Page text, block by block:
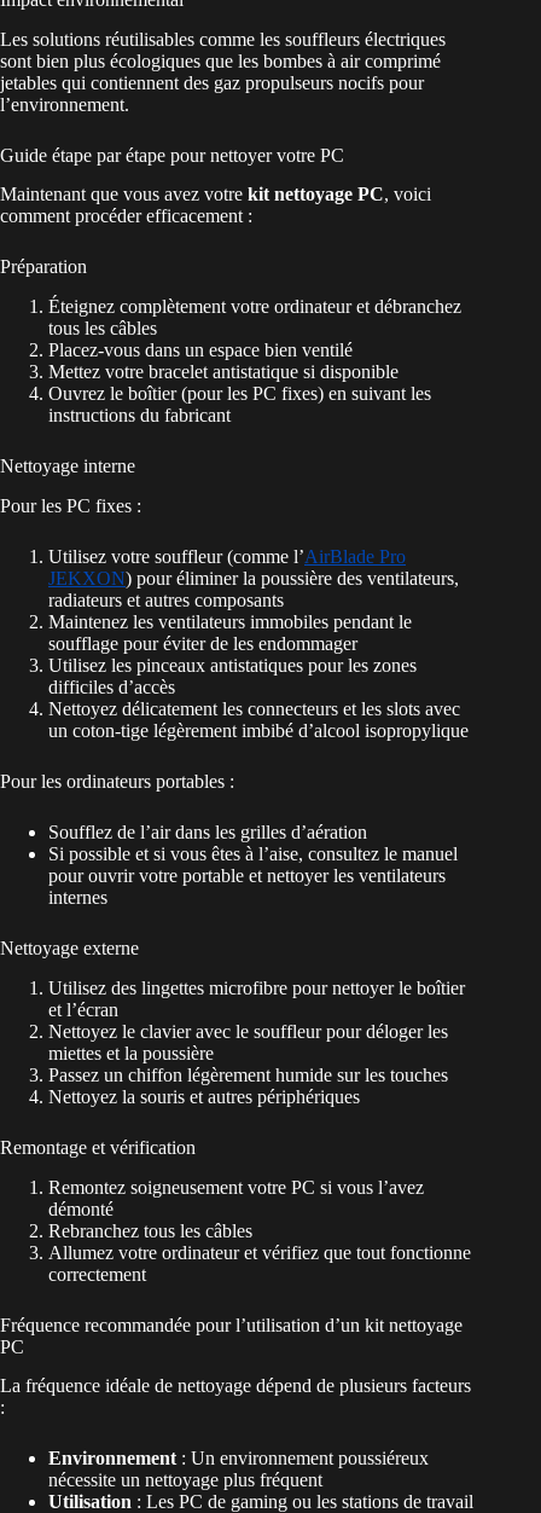
Les solutions réutilisables comme les souffleurs électriques
sont bien plus écologiques que les bombes à air comprimé
jetables qui contiennent des gaz propulseurs nocifs pour
l’environnement.
Guide étape par étape pour nettoyer votre PC
Maintenant que vous avez votre kit nettoyage PC, voici
comment procéder efficacement :
Préparation
Éteignez complètement votre ordinateur et débranchez
tous les câbles
Placez-vous dans un espace bien ventilé
Mettez votre bracelet antistatique si disponible
Ouvrez le boîtier (pour les PC fixes) en suivant les
instructions du fabricant
Nettoyage interne
Pour les PC fixes :
Utilisez votre souffleur (comme l’AirBlade Pro
JEKXON) pour éliminer la poussière des ventilateurs,
radiateurs et autres composants
Maintenez les ventilateurs immobiles pendant le
soufflage pour éviter de les endommager
Utilisez les pinceaux antistatiques pour les zones
difficiles d’accès
Nettoyez délicatement les connecteurs et les slots avec
un coton-tige légèrement imbibé d’alcool isopropylique
Pour les ordinateurs portables :
Soufflez de l’air dans les grilles d’aération
Si possible et si vous êtes à l’aise, consultez le manuel
pour ouvrir votre portable et nettoyer les ventilateurs
internes
Nettoyage externe
Utilisez des lingettes microfibre pour nettoyer le boîtier
et l’écran
Nettoyez le clavier avec le souffleur pour déloger les
miettes et la poussière
Passez un chiffon légèrement humide sur les touches
Nettoyez la souris et autres périphériques
Remontage et vérification
Remontez soigneusement votre PC si vous l’avez
démonté
Rebranchez tous les câbles
Allumez votre ordinateur et vérifiez que tout fonctionne
correctement
Fréquence recommandée pour l’utilisation d’un kit nettoyage
PC
La fréquence idéale de nettoyage dépend de plusieurs facteurs
:
Environnement: Un environnement poussiéreux
nécessite un nettoyage plus fréquent
Utilisation : Les PC de gaming ou les stations de travail